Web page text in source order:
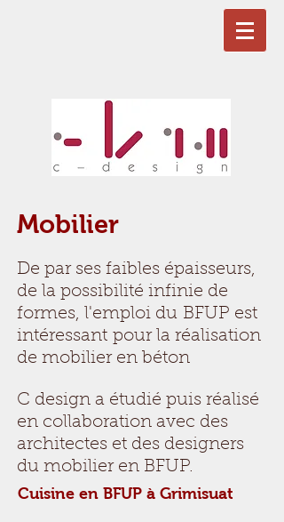
Mobilier
De par ses faibles épaisseurs,
de la possibilité infinie de
formes, l'emploi du BFUP est
intéressant pour la réalisation
de mobilier en béton
C design a étudié puis réalisé
en collaboration avec des
architectes et des designers
du mobilier en BFUP.
Cuisine en BFUP à Grimisuat